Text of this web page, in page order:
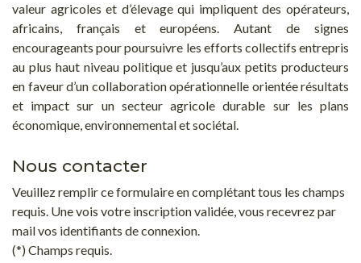
valeur agricoles et d’élevage qui impliquent des opérateurs,
africains, français et européens. Autant de signes
encourageants pour poursuivre les efforts collectifs entrepris
au plus haut niveau politique et jusqu’aux petits producteurs
en faveur d’un collaboration opérationnelle orientée résultats
et impact sur un secteur agricole durable sur les plans
économique, environnemental et sociétal.
Nous contacter
Veuillez remplir ce formulaire en complétant tous les champs
requis. Une vois votre inscription validée, vous recevrez par
mail vos identifiants de connexion.
(*) Champs requis.